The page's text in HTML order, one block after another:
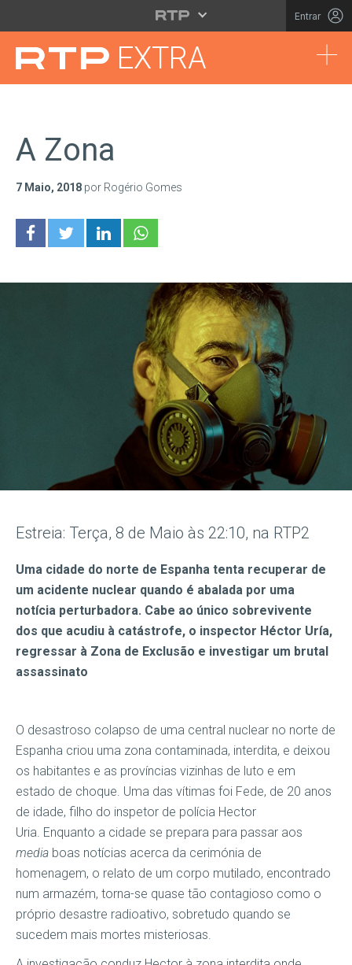
Saltar para o conteúdo principal
Entrar
EXTRA
A Zona
7 Maio, 2018 por Rogério Gomes
Estreia: Terça, 8 de Maio às 22:10, na RTP2
Uma cidade do norte de Espanha tenta recuperar de
um acidente nuclear quando é abalada por uma
notícia perturbadora. Cabe ao único sobrevivente
dos que acudiu à catástrofe, o inspector Héctor Uría,
regressar à Zona de Exclusão e investigar um brutal
assassinato
O desastroso colapso de uma central nuclear no norte de
Espanha criou uma zona contaminada, interdita, e deixou
os habitantes e as províncias vizinhas de luto e em
estado de choque. Uma das vítimas foi Fede, de 20 anos
de idade, filho do inspetor de polícia Hector
Uria. Enquanto a cidade se prepara para passar aos
media boas notícias acerca da cerimónia de
homenagem, o relato de um corpo mutilado, encontrado
num armazém, torna-se quase tão contagioso como o
próprio desastre radioativo, sobretudo quando se
sucedem mais mortes misteriosas.